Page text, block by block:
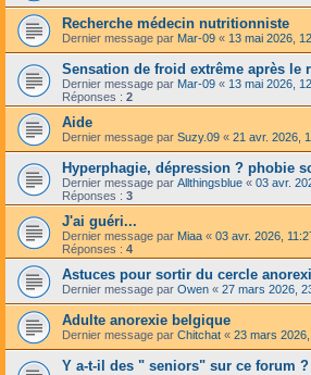
Recherche médecin nutritionniste
Dernier message par Mar-09 « 13 mai 2026,
Sensation de froid extrême après le
Dernier message par Mar-09 « 13 mai 2026,
Réponses : 2
Aide
Dernier message par Suzy.09 « 21 avr. 2026,
Hyperphagie, dépression ? phobie
Dernier message par Allthingsblue « 03 avr.
Réponses : 3
J'ai guéri...
Dernier message par Miaa « 03 avr. 2026,
Réponses : 4
Astuces pour sortir du cercle
Dernier message par Owen « 27 mars 2026,
Adulte anorexie belgique
Dernier message par Chitchat « 23 mars
Y a-t-il des " seniors" sur ce forum ?